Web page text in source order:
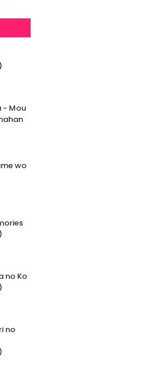
- Mou
wo
no Ko
no